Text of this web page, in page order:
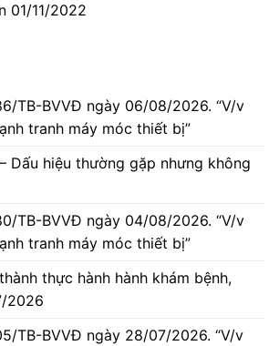
01/11/2022
TB-BVVĐ ngày 06/08/2026. “V/v
tranh máy móc thiết bị”
Dấu hiệu thường gặp nhưng không
TB-BVVĐ ngày 04/08/2026. “V/v
tranh máy móc thiết bị”
thực hành hành khám bệnh,
2026
TB-BVVĐ ngày 28/07/2026. “V/v